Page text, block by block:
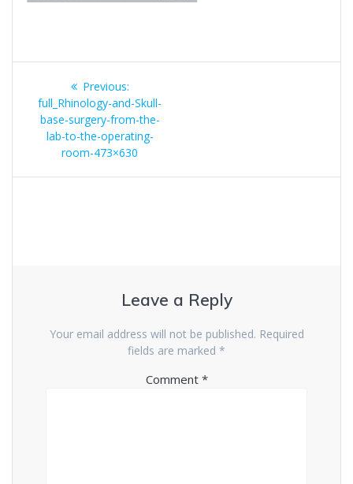
navigation
Previous:Previous
post:
full_Rhinology-and-Skull-
base-surgery-from-the-
lab-to-the-operating-
room-473×630
Leave a Reply
Your email address will not be published. Required
fields are marked *
Comment *